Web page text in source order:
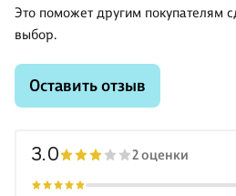
Это поможет другим покупателям
выбор.
Оставить отзыв
3.0 2 оценки